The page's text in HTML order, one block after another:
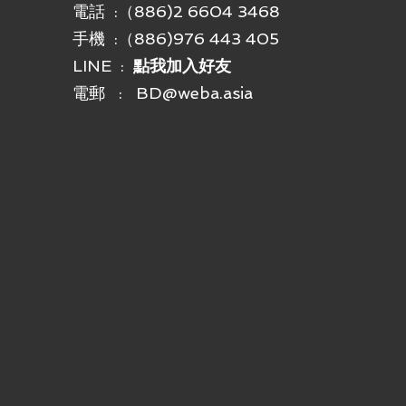
電話 :（886)2 6604 3468
手機 : （886)976 443 405
LINE :點我加入好友
電郵 : BD@weba.asia